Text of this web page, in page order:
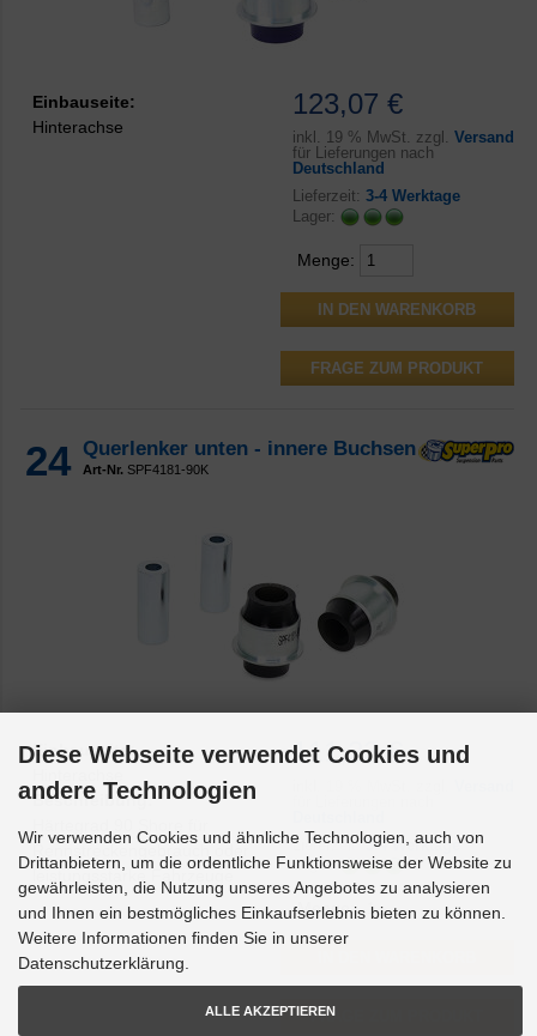
123,07 €
inkl. 19 % MwSt. zzgl. Versand
für Lieferungen nach
Deutschland
Lieferzeit: 3-4 Werktage
Lager:
Menge:
FRAGE ZUM PRODUKT
Einbauseite:
Hinterachse
24 Querlenker unten - innere Buchsen
Art-Nr. SPF4181-90K
111,23 €
Lieferzeit:3-4 Werktage
Lager:
Menge:
FRAGE ZUM PRODUKT
Einbauseite:
Beschreibung:
leistungsstarke Fahrzeuge
Diese Webseite verwendet Cookies und
andere Technologien
Wir verwenden Cookies und ähnliche Technologien, auch von
Drittanbietern, um die ordentliche Funktionsweise der Website zu
gewährleisten, die Nutzung unseres Angebotes zu analysieren
und Ihnen ein bestmögliches Einkaufserlebnis bieten zu können.
Weitere Informationen finden Sie in unserer
Datenschutzerklärung.
ALLE AKZEPTIEREN